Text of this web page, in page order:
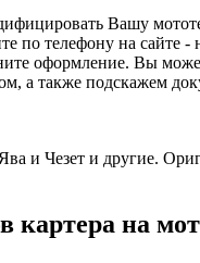
Вашу
телефону на сайте -
оформление. Вы
также подскажем
и Чезет и другие.
картера на